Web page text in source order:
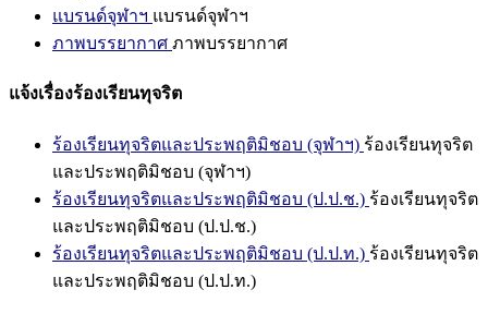
แบรนด์จุฬาฯ แบรนด์จุฬาฯ
ภาพบรรยากาศ ภาพบรรยากาศ
แจ้งเรื่องร้องเรียนทุจริต
ร้องเรียนทุจริตและประพฤติมิชอบ (จุฬาฯ) ร้องเรียนทุจริต
และประพฤติมิชอบ (จุฬาฯ)
ร้องเรียนทุจริตและประพฤติมิชอบ (ป.ป.ช.) ร้องเรียนทุจริต
และประพฤติมิชอบ (ป.ป.ช.)
ร้องเรียนทุจริตและประพฤติมิชอบ (ป.ป.ท.) ร้องเรียนทุจริต
และประพฤติมิชอบ (ป.ป.ท.)